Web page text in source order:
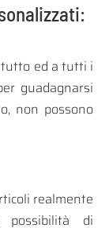
tutto ed a tutti i
guadagnarsi
non possono
realmente
di